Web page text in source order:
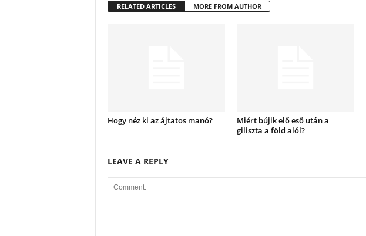
RELATED ARTICLES MORE FROM AUTHOR
Hogy néz ki az ájtatos manó?
Miért bújik elő eső után a
giliszta a föld alól?
LEAVE A REPLY